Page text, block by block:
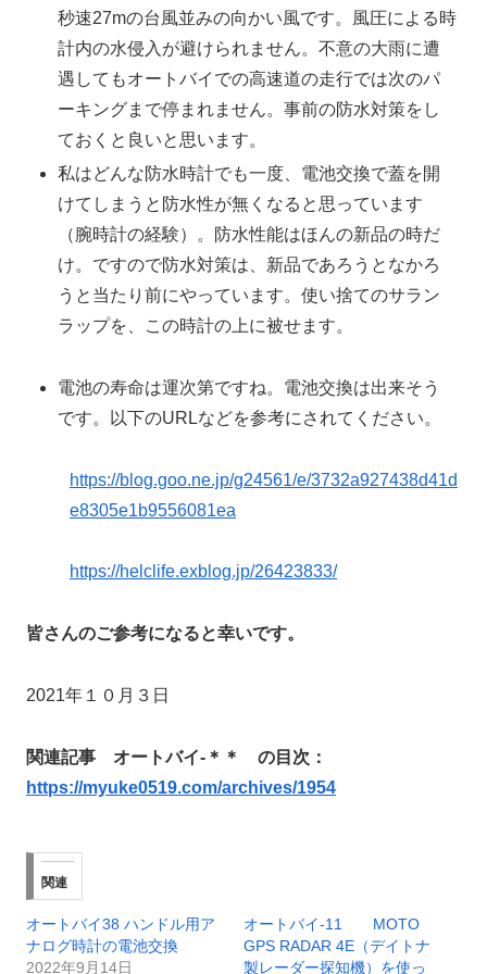
秒速27mの台風並みの向かい風です。風圧による時
計内の水侵入が避けられません。不意の大雨に遭
遇してもオートバイでの高速道の走行では次のパ
ーキングまで停まれません。事前の防水対策をし
ておくと良いと思います。
私はどんな防水時計でも一度、電池交換で蓋を開
けてしまうと防水性が無くなると思っています
（腕時計の経験）。防水性能はほんの新品の時だ
け。ですので防水対策は、新品であろうとなかろ
うと当たり前にやっています。使い捨てのサラン
ラップを、この時計の上に被せます。
電池の寿命は運次第ですね。電池交換は出来そう
です。以下のURLなどを参考にされてください。
https://blog.goo.ne.jp/g24561/e/3732a927438d41d
e8305e1b9556081ea
https://helclife.exblog.jp/26423833/
皆さんのご参考になると幸いです。
2021年１０月３日
関連記事 オートバイ-＊＊ の目次：
https://myuke0519.com/archives/1954
関連
オートバイ38 ハンドル用ア
ナログ時計の電池交換
2022年9月14日
オートバイ-11 MOTO
GPS RADAR 4E（デイトナ
製レーダー探知機）を使っ